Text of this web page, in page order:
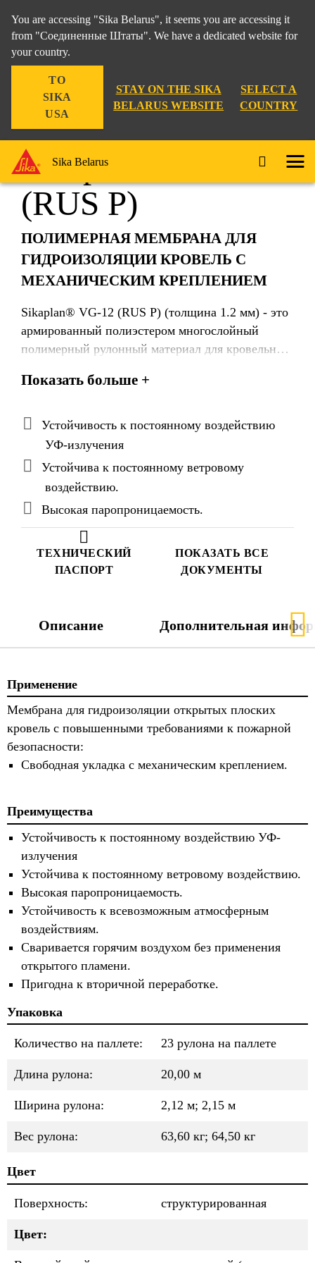
You are accessing "Sika Belarus", it seems you are accessing it
from "Соединенные Штаты". We have a dedicated website for
your country.
TO
SIKA
USA
STAY ON THE SIKA
BELARUS WEBSITE
SELECT A
COUNTRY
Sika Belarus
ТЕХНИЧЕСКИЙ
ПАСПОРТ
ПОКАЗАТЬ ВСЕ
ДОКУМЕНТЫ
Sikaplan® VG-12
(RUS P)
ПОЛИМЕРНАЯ МЕМБРАНА ДЛЯ
ГИДРОИЗОЛЯЦИИ КРОВЕЛЬ С
МЕХАНИЧЕСКИМ КРЕПЛЕНИЕМ
Sikaplan® VG-12 (RUS P) (толщина 1.2 мм) - это
армированный полиэстером многослойный
полимерный рулонный материал для кровельной
поливинилхлорида (ПВХ) с дополнительными
13956 и ТУ 5774-028-13613997-09 с изменениями
1,2,3.
Показать больше +
Устойчивость к постоянному воздействию
УФ-излучения
Устойчива к постоянному ветровому
воздействию.
Высокая паропроницаемость.
Описание Дополнительная
Применение
Мембрана для гидроизоляции открытых плоских
кровель с повышенными требованиями к пожарной
безопасности:
Свободная укладка с механическим креплением.
Преимущества
Устойчивость к постоянному воздействию УФ-
излучения
Устойчива к постоянному ветровому воздействию.
Высокая паропроницаемость.
Устойчивость к всевозможным атмосферным
воздействиям.
Сваривается горячим воздухом без применения
открытого пламени.
Пригодна к вторичной переработке.
Упаковка
Количество на паллете: 23 рулона на паллете
Длина рулона: 20,00 м
Ширина рулона: 2,12 м; 2,15 м
Вес рулона: 63,60 кг; 64,50 кг
Цвет
Поверхность: структурированная
Цвет: